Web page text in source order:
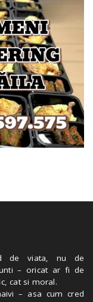
de viata, nu de
– oricat ar fi de
cat si moral.
– asa cum cred